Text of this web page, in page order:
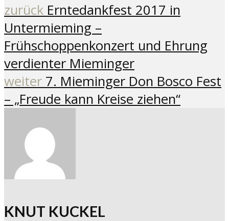
zurück Erntedankfest 2017 in
Untermieming –
Frühschoppenkonzert und Ehrung
verdienter Mieminger
weiter 7. Mieminger Don Bosco Fest
– „Freude kann Kreise ziehen“
KNUT KUCKEL